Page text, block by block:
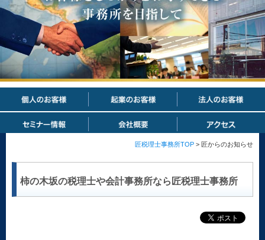
匠税理士事務所TOP > 匠からのお知らせ
柿の木坂の税理士や会計事務所なら匠税理士事務所